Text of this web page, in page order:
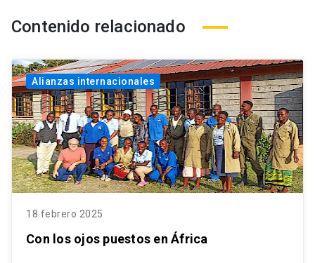
Contenido relacionado
Alianzas internacionales
18 febrero 2025
Con los ojos puestos en África